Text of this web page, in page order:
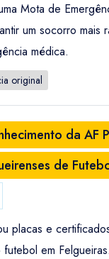
Mota de
um socorro mais
médica.
original
da AF
de
placas e
em Felgueiras.